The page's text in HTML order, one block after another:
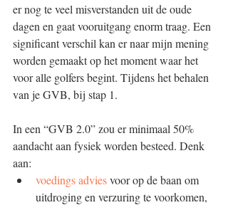
er nog te veel misverstanden uit de oude
dagen en gaat vooruitgang enorm traag. Een
significant verschil kan er naar mijn mening
worden gemaakt op het moment waar het
voor alle golfers begint. Tijdens het behalen
van je GVB, bij stap 1.
In een “GVB 2.0” zou er minimaal 50%
aandacht aan fysiek worden besteed. Denk
aan:
voedings advies voor op de baan om
uitdroging en verzuring te voorkomen,